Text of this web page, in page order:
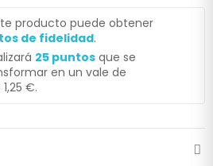
producto puede obtener
de fidelidad.
25 puntos que se
en un vale de
1,25 €.